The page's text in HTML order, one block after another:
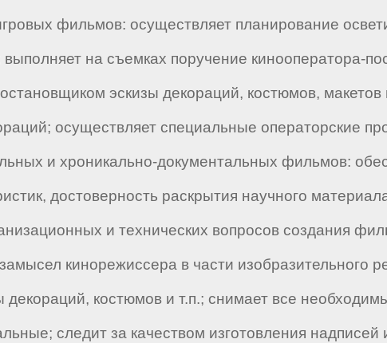
фильмов: осуществляет планирование
на съемках поручение кинооператора-
эскизы декораций, костюмов,
осуществляет специальные операторские
и хроникально-документальных фильмов:
достоверность раскрытия научного
и технических вопросов создания
кинорежиссера в части
декораций, костюмов и т.п.; снимает все
следит за качеством изготовления